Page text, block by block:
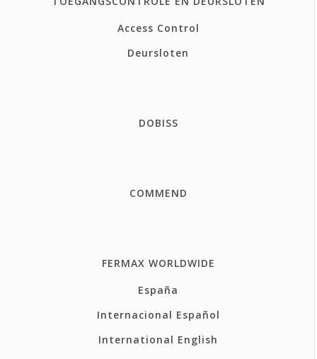
Access Control
Deursloten
DOBISS
COMMEND
FERMAX WORLDWIDE
España
Internacional Español
International English